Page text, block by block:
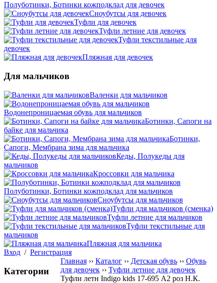
Полуботинки, Ботинки кожподклад для девочек
Сноубутсы для девочек
Туфли для девочек
Туфли летние для девочек
Туфли текстильные для
девочек
Пляжная для девочек
Для мальчиков
Валенки для мальчиков
Водонепроницаемая обувь для мальчиков
Ботинки, Сапоги на
байке для мальчика
Ботинки,
Сапоги, Мембрана зима для мальчика
Кеды, Полукеды для
мальчиков
Кроссовки для мальчика
Полуботинки, Ботинки кожподклад для мальчиков
Сноубутсы для мальчиков
Туфли для мальчиков (сменка)
Туфли летние для мальчиков
Туфли текстильные для
мальчиков
Пляжная для мальчика
Вход / Регистрация
Главная ›› Каталог ›› Детская обувь ›› Обувь
для девочек ›› Туфли летние для девочек
Туфли летн Indigo kids 17-695 А2 роз Н.К.
Категории